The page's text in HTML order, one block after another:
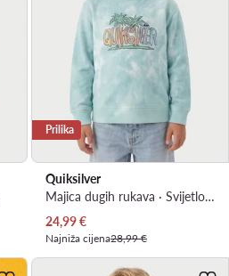
Prilika
Quiksilver
Majica dugih rukava · Svijetloplava
Trenutna cijena
24,99€
Najniža cijena28,99 €